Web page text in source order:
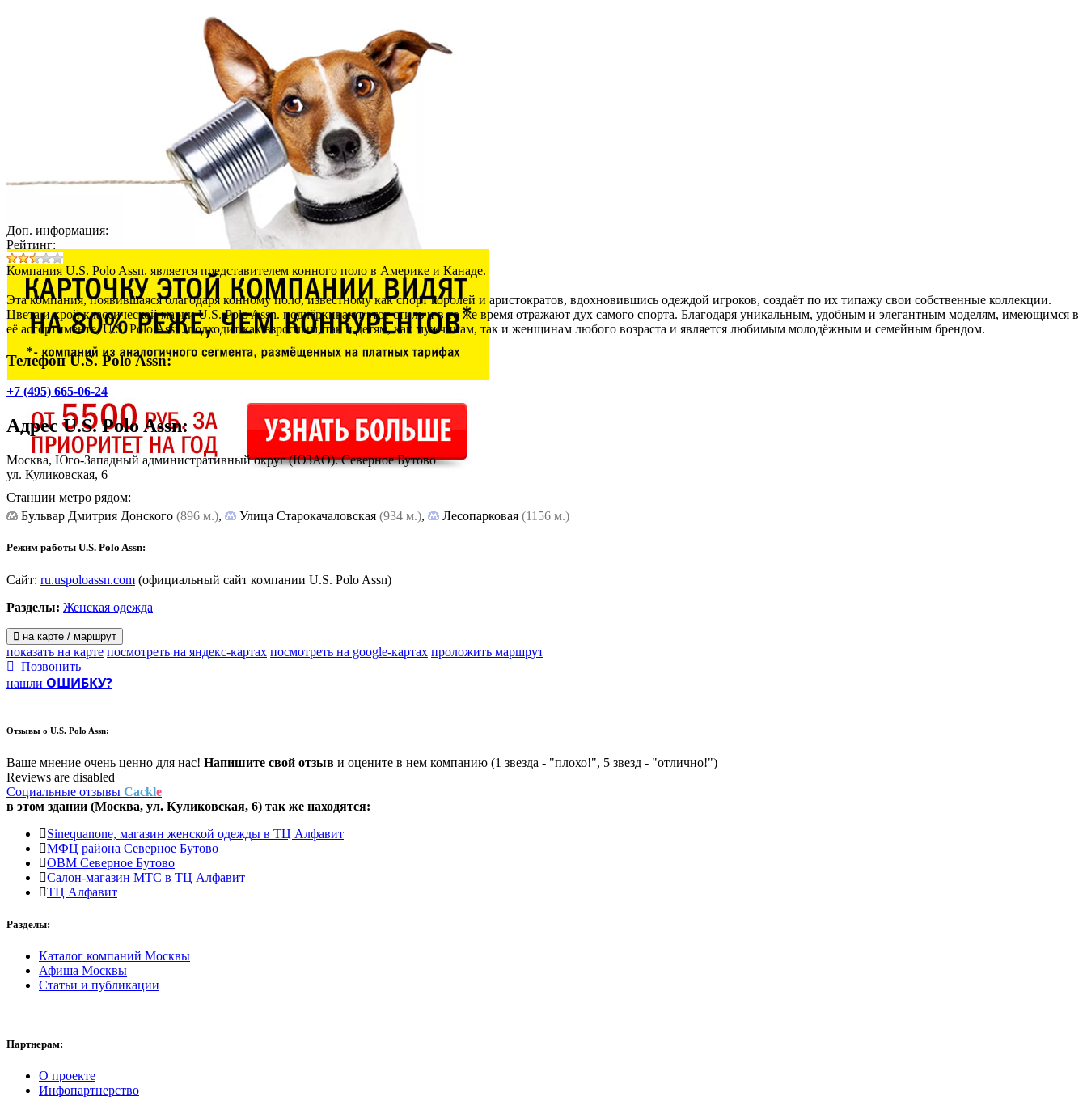
Доп. информация:
Рейтинг:
Компания U.S. Polo Assn. является представителем конного поло в Америке и Канаде.
Эта компания, появившаяся благодаря конному поло, известному как спорт королей и аристократов, вдохновившись одеждой игроков, создаёт по их типажу свои собственные коллекции.
Цвета и крой классической марки U.S. Polo Assn. подчёркивают этот стиль и в то же время отражают дух самого спорта. Благодаря уникальным, удобным и элегантным моделям, имеющимся в
её ассортименте, U.S. Polo Assn. подходит как взрослым, так и детям, как мужчинам, так и женщинам любого возраста и является любимым молодёжным и семейным брендом.
Телефон U.S. Polo Assn:
+7 (495) 665-06-24
АдресU.S. Polo Assn:
Москва, Юго-Западный административный округ (ЮЗАО). Северное Бутово
ул. Куликовская, 6
Станции метро рядом:
Бульвар Дмитрия Донского (896 м.), Улица Старокачаловская (934 м.), Лесопарковая (1156 м.)
Режим работы U.S. Polo Assn:
Сайт: ru.uspoloassn.com (официальный сайт компании U.S. Polo Assn)
Разделы: Женская одежда
на карте / маршрут
показать на карте посмотреть на яндекс-картах посмотреть на google-картах проложить маршрут
Позвонить
нашли ОШИБКУ?
Отзывы о U.S. Polo Assn:
Ваше мнение очень ценно для нас! Напишите свой отзыв и оцените в нем компанию (1 звезда - "плохо!", 5 звезд - "отлично!")
Reviews are disabled
Социальные отзывы Cackle
в этом здании (Москва, ул. Куликовская, 6) так же находятся:
Sinequanone, магазин женской одежды в ТЦ Алфавит
МФЦ района Северное Бутово
ОВМ Северное Бутово
Салон-магазин МТС в ТЦ Алфавит
ТЦ Алфавит
Разделы:
Каталог компаний Москвы
Афиша Москвы
Статьи и публикации
Партнерам:
О проекте
Инфопартнерство